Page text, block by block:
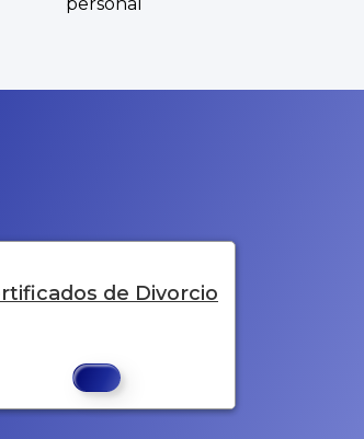
personal
de Divorcio